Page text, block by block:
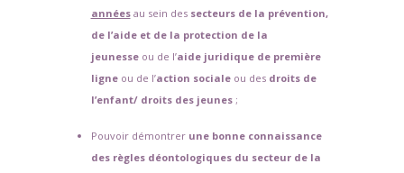
annéesau sein des secteurs de la prévention,
de l’aide et de la protection de la
jeunesse ou de l’aide juridique de première
ligneou de l’action socialeou des droits de
l’enfant/ droits des jeunes;
Pouvoir démontrer une bonne connaissance
des règles déontologiques du secteur de la